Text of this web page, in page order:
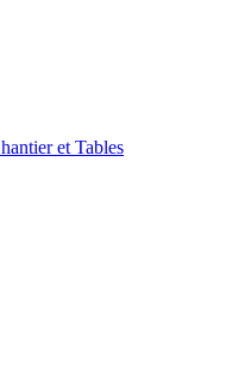
et Tables